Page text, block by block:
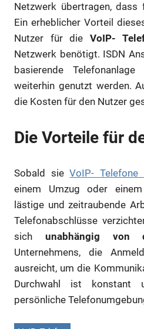
Netzwerk übertragen,
Ein erheblicher Vorteil
Nutzer für die VoIP-
Netzwerk benötigt. ISDN
basierende
weiterhin genutzt werden.
die Kosten für den Nutzer
Die Vorteile für
Sobald sieVoIP- Telefone
einem Umzug oder
lästige und zeitraubende
Telefonabschlüsse
sich unabhängig von
Unternehmens, die
ausreicht, um die
Durchwahl ist konstant
persönliche